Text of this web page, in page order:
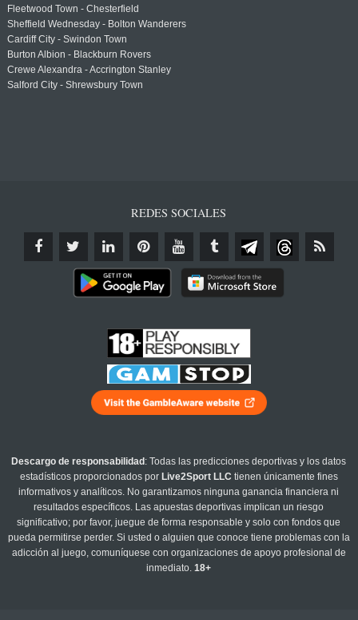
Fleetwood Town - Chesterfield
Sheffield Wednesday - Bolton Wanderers
Cardiff City - Swindon Town
Burton Albion - Blackburn Rovers
Crewe Alexandra - Accrington Stanley
Salford City - Shrewsbury Town
REDES SOCIALES
Descargo de responsabilidad : Todas las predicciones deportivas y los datos
estadísticos proporcionados por Live2Sport LLC tienen únicamente fines
informativos y analíticos. No garantizamos ninguna ganancia financiera ni
resultados específicos. Las apuestas deportivas implican un riesgo
significativo; por favor, juegue de forma responsable y solo con fondos que
pueda permitirse perder. Si usted o alguien que conoce tiene problemas con la
adicción al juego, comuníquese con organizaciones de apoyo profesional de
inmediato.18+